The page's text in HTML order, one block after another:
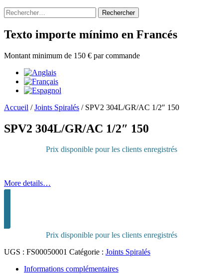
Rechercher :
Texto importe mínimo en Francés
Montant minimum de 150 € par commande
Accueil /Joints Spiralés / SPV2 304L/GR/AC 1/2″ 150
SPV2 304L/GR/AC 1/2″ 150
Prix disponible pour les clients enregistrés
More details…
Prix disponible pour les clients enregistrés
UGS : FS00050001 Catégorie : Joints Spiralés
Informations complémentaires